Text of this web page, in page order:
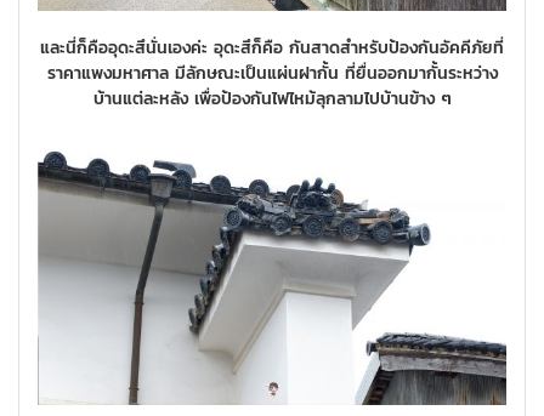
และนี่ก็คืออุดะสึนั่นเองค่ะ อุดะสึก็คือ กันสาดสำหรับป้องกันอัคคีภัยที่
ราคาแพงมหาศาล มีลักษณะเป็นแผ่นฝากั้น ที่ยื่นออกมากั้นระหว่าง
บ้านแต่ละหลัง เพื่อป้องกันไฟไหม้ลุกลามไปบ้านข้าง ๆ